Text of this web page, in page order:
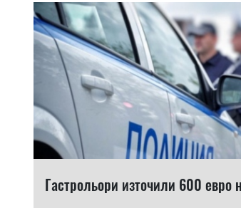
Гастрольори източили 600 евро